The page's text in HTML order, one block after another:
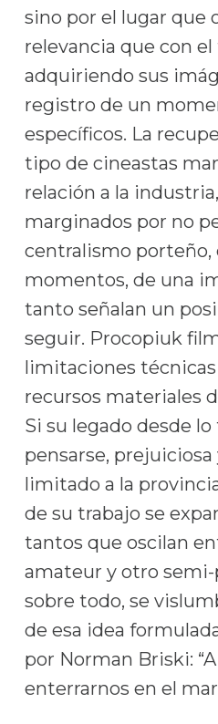
sino por el lugar que
relevancia que con
adquiriendo sus
registro de un
específicos. La
tipo de cineastas
relación a la
marginados por no
centralismo porteño,
momentos, de una
tanto señalan un
seguir. Procopiuk
limitaciones
recursos materiales
Si su legado desde
pensarse,
limitado a la
de su trabajo se
tantos que oscilan
amateur y otro semi-
sobre todo, se
de esa idea
por Norman Briski:
enterrarnos en el